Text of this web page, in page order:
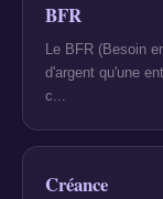
BFR
Le BFR (Besoin
d'argent qu'une
c...
Créance